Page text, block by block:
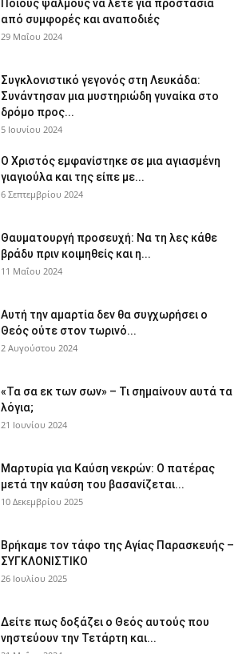
Ποιους ψαλμούς να λέτε για προστασία
από συμφορές και αναποδιές
29 Μαΐου 2024
Συγκλονιστικό γεγονός στη Λευκάδα:
Συνάντησαν μια μυστηριώδη γυναίκα στο
δρόμο προς...
5 Ιουνίου 2024
Ο Χριστός εμφανίστηκε σε μια αγιασμένη
γιαγιούλα και της είπε με...
6 Σεπτεμβρίου 2024
Θαυματουργή προσευχή: Να τη λες κάθε
βράδυ πριν κοιμηθείς και η...
11 Μαΐου 2024
Αυτή την αμαρτία δεν θα συγχωρήσει ο
Θεός ούτε στον τωρινό...
2 Αυγούστου 2024
«Τα σα εκ των σων» – Τι σημαίνουν αυτά τα
λόγια;
21 Ιουνίου 2024
Μαρτυρία για Καύση νεκρών: Ο πατέρας
μετά την καύση του βασανίζεται...
10 Δεκεμβρίου 2025
Βρήκαμε τον τάφο της Αγίας Παρασκευής –
ΣΥΓΚΛΟΝΙΣΤΙΚΟ
26 Ιουλίου 2025
Δείτε πως δοξάζει ο Θεός αυτούς που
νηστεύουν την Τετάρτη και...